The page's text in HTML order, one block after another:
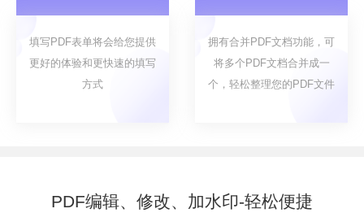
填写PDF表单将会给您提供
更好的体验和更快速的填写
方式
拥有合并PDF文档功能，可
将多个PDF文档合并成一
个，轻松整理您的PDF文件
PDF编辑、修改、加水印-轻松便捷